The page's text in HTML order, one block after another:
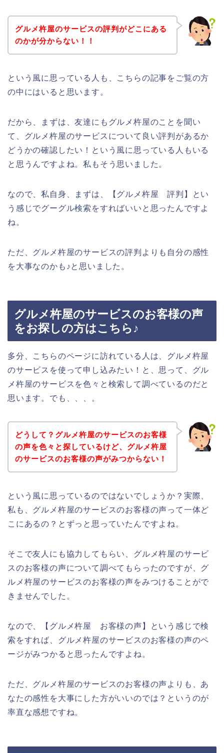
グルメ杵屋のサービスの評判がどこにある
のかが分からない！！
という風に思っている人も、こちらの記事をご覧の方
の中にはいると思います。
だから、まずは、友達にもグルメ杵屋のことを聞い
て、グルメ杵屋のサービスについて良い評判があるか
どうかの確認したい！という風に思っている人もいる
と思うんですよね。私もそう思いました。
なので、私自身、まずは、【グルメ杵屋 評判】とい
う感じでグーグル検索をすればいいと思ったんですよ
ね。
ただ、グルメ杵屋のサービスの評判よりも自分の感性
を大事なのかも♪と思いました。
グルメ杵屋のサービスのお客様の声
をお探しの方はこちら♪
多分、こちらのページに訪れている人は、グルメ杵屋
のサービスを使って申し込みたい！と、思って、グル
メ杵屋のサービスを色々と検索して調べているのだと
思います。でも、、、。
どうして？グルメ杵屋のサービスのお客様
の声を色々と探しているけど、グルメ杵屋
のサービスのお客様の声がみつからない！
という風に思っているのではないでしょうか？実際、
私も、グルメ杵屋のサービスのお客様の声って一体ど
こにあるの？とずっと思っていたんですよね。
そこで友人にも協力してもらい、グルメ杵屋のサービ
スのお客様の声について調べてもらったのですが、グ
ルメ杵屋のサービスのお客様の声をみつけることがで
きませんでした。
なので、【グルメ杵屋 お客様の声】という感じで検
索をすれば、グルメ杵屋のサービスのお客様の声のペ
ージがみつかると思ったんですよね。
ただ、グルメ杵屋のサービスのお客様の声よりも、あ
なたの感性を大事にした方がいいのでは？というのが
率直な感想ですね。